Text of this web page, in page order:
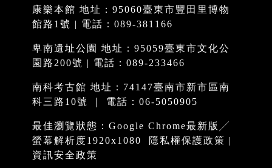
康樂本館 地址：95060臺東市豐田里博物
館路1號 | 電話：089-381166
卑南遺址公園 地址：95059臺東市文化公
園路200號 | 電話：089-233466
南科考古館 地址：74147臺南市新市區南
科三路10號 ｜ 電話：06-5050905
最佳瀏覽狀態：Google Chrome最新版╱
螢幕解析度1920x1080
隱私權保護政策 |
資訊安全政策